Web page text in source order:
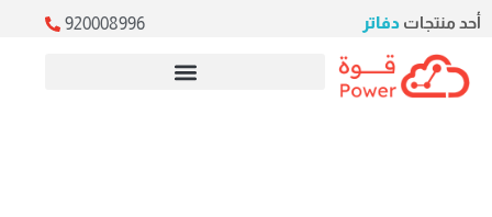
أحد منتجات دفاتر 920008996